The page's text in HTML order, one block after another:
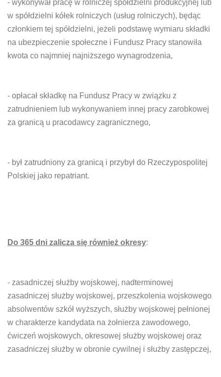
- wykonywał pracę w rolniczej spółdzielni produkcyjnej lub
w spółdzielni kółek rolniczych (usług rolniczych), będąc
członkiem tej spółdzielni, jeżeli podstawę wymiaru składki
na ubezpieczenie społeczne i Fundusz Pracy stanowiła
kwota co najmniej najniższego wynagrodzenia,
- opłacał składkę na Fundusz Pracy w związku z
zatrudnieniem lub wykonywaniem innej pracy zarobkowej
za granicą u pracodawcy zagranicznego,
- był zatrudniony za granicą i przybył do Rzeczypospolitej
Polskiej jako repatriant.
Do 365 dni zalicza się również okresy:
- zasadniczej służby wojskowej, nadterminowej
zasadniczej służby wojskowej, przeszkolenia wojskowego
absolwentów szkół wyższych, służby wojskowej pełnionej
w charakterze kandydata na żołnierza zawodowego,
ćwiczeń wojskowych, okresowej służby wojskowej oraz
zasadniczej służby w obronie cywilnej i służby zastępczej,